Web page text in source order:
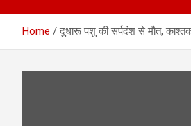
Latest
News in
Home दुधारू पशु की सर्पदंश से मौत,